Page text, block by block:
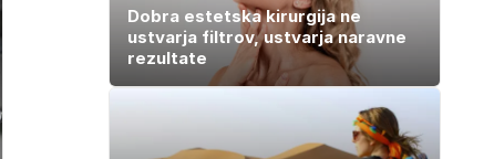
Dobra estetska kirurgija ne
ustvarja filtrov, ustvarja naravne
rezultate